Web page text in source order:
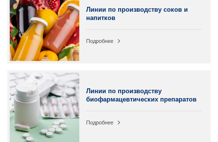
Линии по производству соков и
напитков
Подробнее
Линии по производству
биофармацевтических препаратов
Подробнее